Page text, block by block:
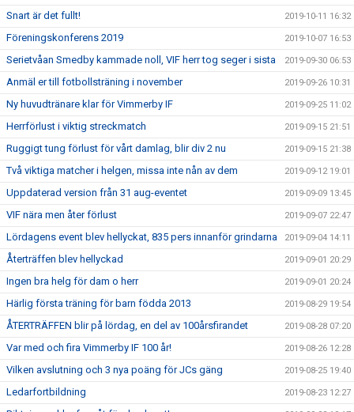
Snart är det fullt! 2019-10-11 16:32
Föreningskonferens 2019 2019-10-07 16:53
Serietvåan Smedby kammade noll, VIF herr tog seger i sista 2019-09-30 06:53
Anmäl er till fotbollsträning i november 2019-09-26 10:31
Ny huvudtränare klar för Vimmerby IF 2019-09-25 11:02
Herrförlust i viktig streckmatch 2019-09-15 21:51
Ruggigt tung förlust för vårt damlag, blir div 2 nu 2019-09-15 21:38
Två viktiga matcher i helgen, missa inte nån av dem 2019-09-12 19:01
Uppdaterad version från 31 aug-eventet 2019-09-09 13:45
VIF nära men åter förlust 2019-09-07 22:47
Lördagens event blev hellyckat, 835 pers innanför grindarna 2019-09-04 14:11
Återträffen blev hellyckad 2019-09-01 20:29
Ingen bra helg för dam o herr 2019-09-01 20:24
Härlig första träning för barn födda 2013 2019-08-29 19:54
ÅTERTRÄFFEN blir på lördag, en del av 100årsfirandet 2019-08-28 07:20
Var med och fira Vimmerby IF 100 år! 2019-08-26 12:28
Vilken avslutning och 3 nya poäng för JCs gäng 2019-08-25 19:40
Ledarfortbildning 2019-08-23 12:27